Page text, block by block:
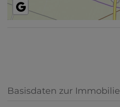
Basisdaten zur Immobilie